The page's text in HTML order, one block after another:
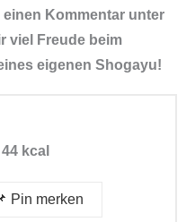
Kommentar unter
viel Freude beim
eigenen Shogayu!
kcal
Pin merken